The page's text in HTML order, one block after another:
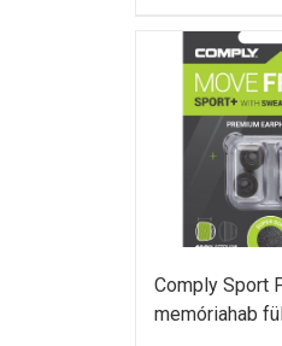
Comply Sport
memóriahab